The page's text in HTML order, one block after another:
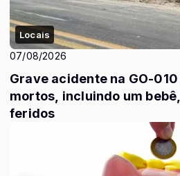
Locais
07/08/2026
Grave acidente na GO-
mortos, incluindo um
feridos